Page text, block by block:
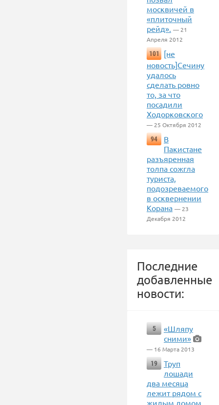
москвичей в
«плиточный
рейд». — 21
Апреля 2012
101
[не
новость]Сечину
удалось
сделать ровно
то, за что
посадили
Ходорковского
— 25 Октября 2012
94
В
Пакистане
разъяренная
толпа сожгла
туриста,
подозреваемого
в осквернении
Корана — 23
Декабря 2012
Последние
добавленные
новости:
5
«Шляпу
сними»
— 16 Марта 2013
19
Труп
лошади
два месяца
лежит рядом с
жилым домом